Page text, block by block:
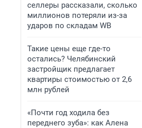
селлеры рассказали, сколько
миллионов потеряли из-за
ударов по складам WB
Такие цены еще где-то
остались? Челябинский
застройщик предлагает
квартиры стоимостью от 2,6
млн рублей
«Почти год ходила без
переднего зуба»: как Алена